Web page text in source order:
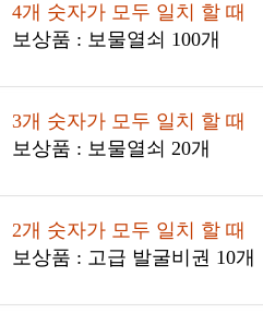
4개 숫자가 모두 일치 할 때
보상품 : 보물열쇠 100개
3개 숫자가 모두 일치 할 때
보상품 : 보물열쇠 20개
2개 숫자가 모두 일치 할 때
보상품 : 고급 발굴비권 10개